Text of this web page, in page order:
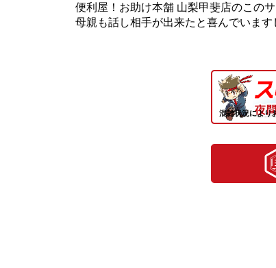
便利屋！お助け本舗 山梨甲斐店のこの
母親も話し相手が出来たと喜んでいま
混雑状況により